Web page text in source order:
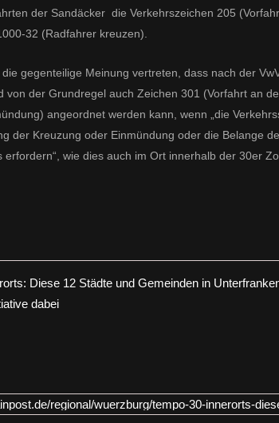
der Sandäcker die Verkehrszeichen 205
32 (Radfahrer kreuzen).
gegenteilige Meinung vertreten, dass nach der
von der Grundregel auch Zeichen 301 (Vorfahrt an
angeordnet werden kann, wenn „die
der Kreuzung oder Einmündung oder die Belange
erfordern“, wie dies auch im Ort innerhalb der 30er